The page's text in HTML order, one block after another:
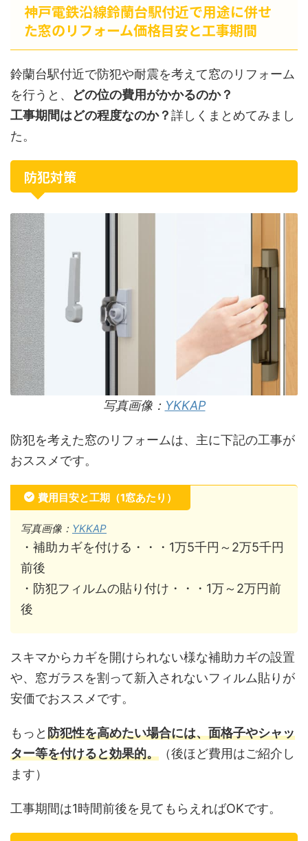
神戸電鉄沿線鈴蘭台駅付近で用途に併せ
た窓のリフォーム価格目安と工事期間
鈴蘭台駅付近で防犯や耐震を考えて窓のリフォーム
を行うと、
どの位の費用がかかるのか？
工事期間はどの程度なのか？詳しくまとめてみまし
た。
防犯対策
写真画像： YKKAP
防犯を考えた窓のリフォームは、主に下記の工事が
おススメです。
費用目安と工期（1窓あたり）
写真画像： YKKAP
・補助カギを付ける・・・1万5千円～2万5千円
前後
・防犯フィルムの貼り付け・・・1万～2万円前
後
スキマからカギを開けられない様な補助カギの設置
や、窓ガラスを割って新入されないフィルム貼りが
安価でおススメです。
もっと防犯性を高めたい場合には、面格子やシャッ
ター等を付けると効果的。 （後ほど費用はご紹介し
ます）
工事期間は1時間前後を見てもらえればOKです。